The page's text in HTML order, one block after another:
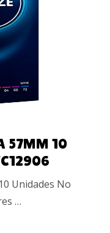
57MM 10
Unidades No
…